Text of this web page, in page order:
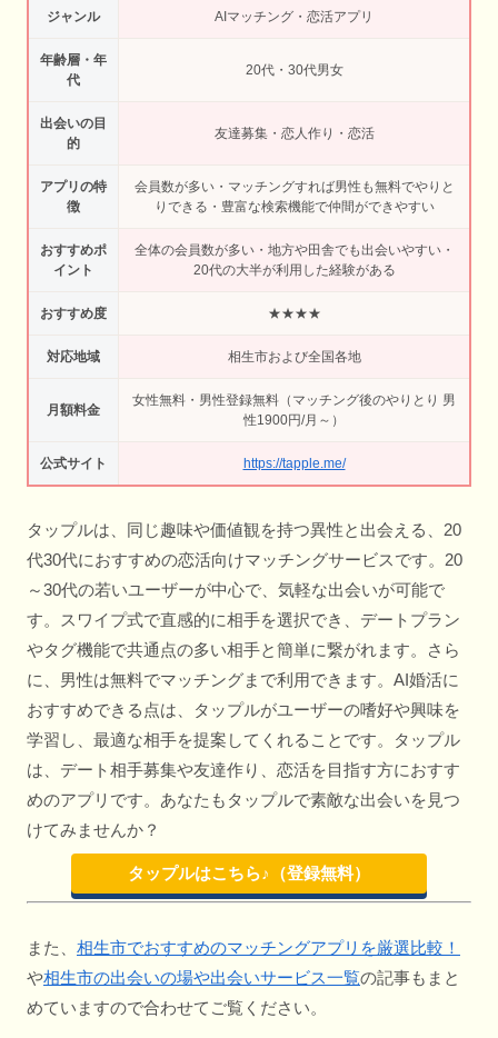
ジャンル AIマッチング・恋活アプリ
年齢層・年
代
20代・30代男女
出会いの目
的
友達募集・恋人作り・恋活
アプリの特
徴
会員数が多い・マッチングすれば男性も無料でやりと
りできる・豊富な検索機能で仲間ができやすい
おすすめポ
イント
全体の会員数が多い・地方や田舎でも出会いやすい・
20代の大半が利用した経験がある
おすすめ度 ★★★★
対応地域 相生市および全国各地
月額料金
女性無料・男性登録無料（マッチング後のやりとり 男
性1900円/月～）
公式サイト https://tapple.me/
タップルは、同じ趣味や価値観を持つ異性と出会える、20
代30代におすすめの恋活向けマッチングサービスです。20
～30代の若いユーザーが中心で、気軽な出会いが可能で
す。スワイプ式で直感的に相手を選択でき、デートプラン
やタグ機能で共通点の多い相手と簡単に繋がれます。さら
に、男性は無料でマッチングまで利用できます。AI婚活に
おすすめできる点は、タップルがユーザーの嗜好や興味を
学習し、最適な相手を提案してくれることです。タップル
は、デート相手募集や友達作り、恋活を目指す方におすす
めのアプリです。あなたもタップルで素敵な出会いを見つ
けてみませんか？
タップルはこちら♪（登録無料）
また、 相生市でおすすめのマッチングアプリを厳選比較！
や相生市の出会いの場や出会いサービス一覧の記事もまと
めていますので合わせてご覧ください。